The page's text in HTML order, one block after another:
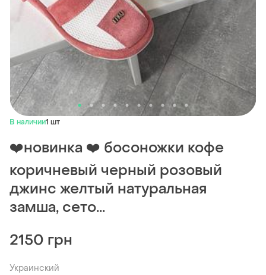
В наличии1 шт
❤️новинка ❤️ босоножки кофе
коричневый черный розовый
джинс желтый натуральная
замша, сето...
2150 грн
Украинский